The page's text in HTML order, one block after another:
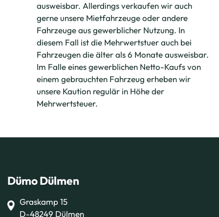
ausweisbar. Allerdings verkaufen wir auch
gerne unsere Mietfahrzeuge oder andere
Fahrzeuge aus gewerblicher Nutzung. In
diesem Fall ist die Mehrwertstuer auch bei
Fahrzeugen die älter als 6 Monate ausweisbar.
Im Falle eines gewerblichen Netto-Kaufs von
einem gebrauchten Fahrzeug erheben wir
unsere Kaution regulär in Höhe der
Mehrwertsteuer.
Dümo Dülmen
Graskamp 15
D-48249 Dülmen